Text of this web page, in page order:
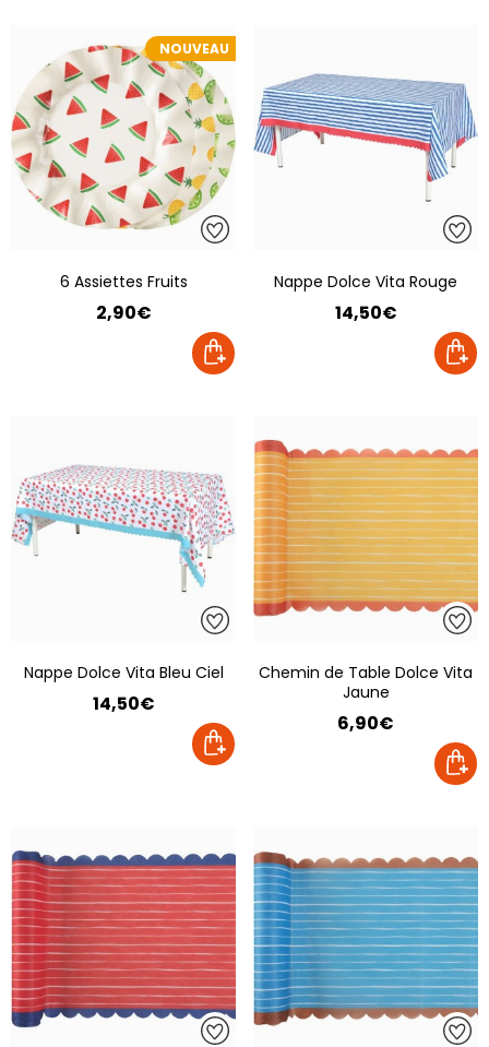
NOUVEAU
6 Assiettes Fruits
2,90€
Nappe Dolce Vita Rouge
14,50€
Nappe Dolce Vita Bleu Ciel
14,50€
Chemin de Table Dolce Vita
Jaune
6,90€